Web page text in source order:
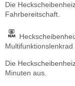
Die
Fahrbereitschaft.
Multifunktionslenkrad
Die
Minuten aus.